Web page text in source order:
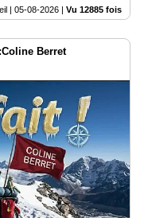
| 05-08-2026 | Vu 12885 fois
Berret